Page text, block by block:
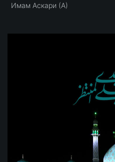
Имам Аскари (А)